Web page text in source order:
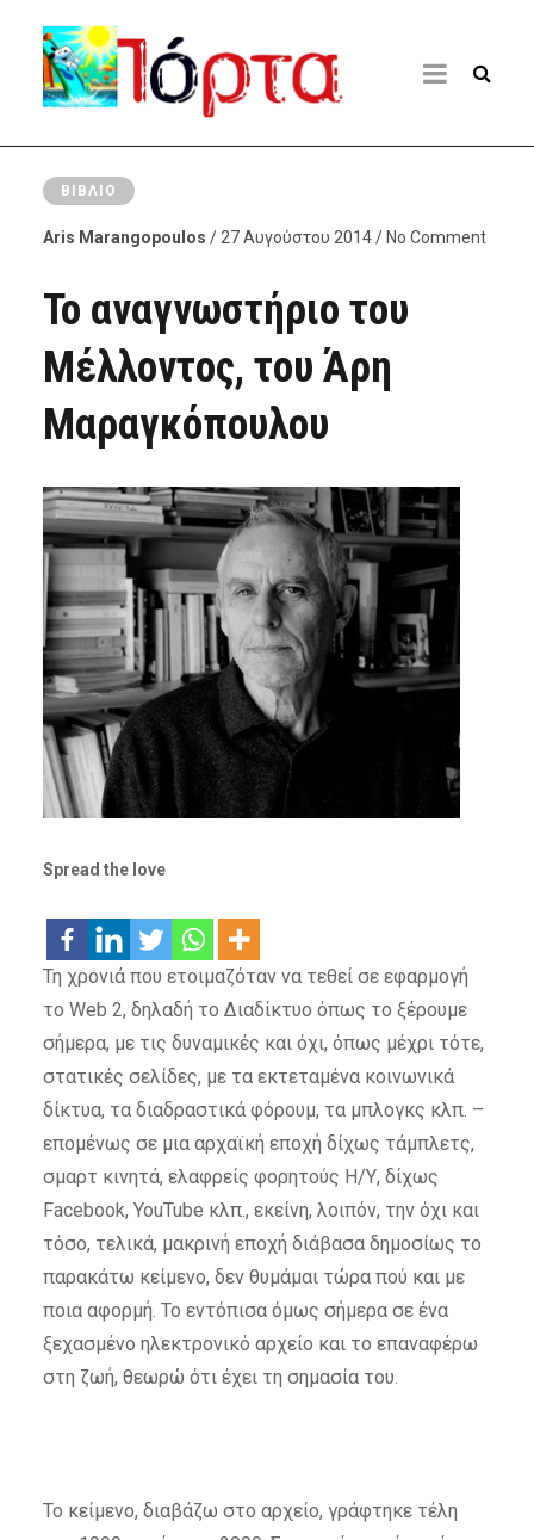
ΒΙΒΛΊΟ
Aris Marangopoulos / 27 Αυγούστου 2014 / No Comment
Το αναγνωστήριο του
Μέλλοντος, του Άρη
Μαραγκόπουλου
Spread the love
Τη χρονιά που ετοιμαζόταν να τεθεί σε εφαρμογή
το Web 2, δηλαδή το Διαδίκτυο όπως το ξέρουμε
σήμερα, με τις δυναμικές και όχι, όπως μέχρι τότε,
στατικές σελίδες, με τα εκτεταμένα κοινωνικά
δίκτυα, τα διαδραστικά φόρουμ, τα μπλογκς κλπ. –
επομένως σε μια αρχαϊκή εποχή δίχως τάμπλετς,
σμαρτ κινητά, ελαφρείς φορητούς Η/Υ, δίχως
Facebook, YouTube κλπ., εκείνη, λοιπόν, την όχι και
τόσο, τελικά, μακρινή εποχή διάβασα δημοσίως το
παρακάτω κείμενο, δεν θυμάμαι τώρα πού και με
ποια αφορμή. Το εντόπισα όμως σήμερα σε ένα
ξεχασμένο ηλεκτρονικό αρχείο και το επαναφέρω
στη ζωή, θεωρώ ότι έχει τη σημασία του.
Το κείμενο, διαβάζω στο αρχείο, γράφτηκε τέλη